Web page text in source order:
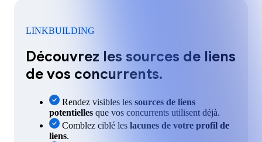
LINKBUILDING
Découvrez les sources de liens
de vos concurrents.
Rendez visibles les sources de liens
potentielles que vos concurrents utilisent déjà.
Comblez ciblé les lacunes de votre profil de
liens.